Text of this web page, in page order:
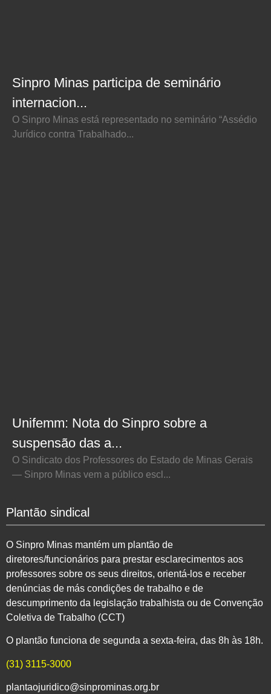
Sinpro Minas participa de seminário
internacion...
O Sinpro Minas está representado no seminário “Assédio
Jurídico contra Trabalhado...
Unifemm: Nota do Sinpro sobre a
suspensão das a...
O Sindicato dos Professores do Estado de Minas Gerais
— Sinpro Minas vem a público escl...
Plantão sindical
O Sinpro Minas mantém um plantão de
diretores/funcionários para prestar esclarecimentos aos
professores sobre os seus direitos, orientá-los e receber
denúncias de más condições de trabalho e de
descumprimento da legislação trabalhista ou de Convenção
Coletiva de Trabalho (CCT)
O plantão funciona de segunda a sexta-feira, das 8h às 18h.
(31) 3115-3000
plantaojuridico@sinprominas.org.br